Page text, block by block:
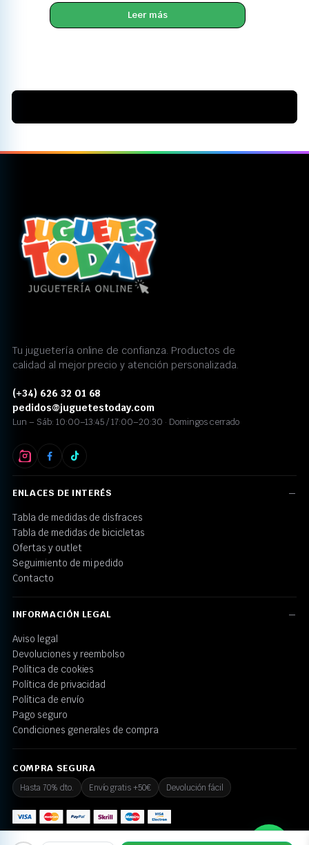
Leer más
Tu juguetería online de confianza. Productos de
calidad al mejor precio y atención personalizada.
(+34) 626 32 01 68
pedidos@juguetestoday.com
Lun – Sáb: 10:00–13:45 / 17:00–20:30 · Domingos cerrado
ENLACES DE INTERÉS
Tabla de medidas de disfraces
Tabla de medidas de bicicletas
Ofertas y outlet
Seguimiento de mi pedido
Contacto
INFORMACIÓN LEGAL
Aviso legal
Devoluciones y reembolso
Política de cookies
Política de privacidad
Política de envío
Pago seguro
Condiciones generales de compra
COMPRA SEGURA
Hasta 70% dto. Envío gratis +50€ Devolución fácil